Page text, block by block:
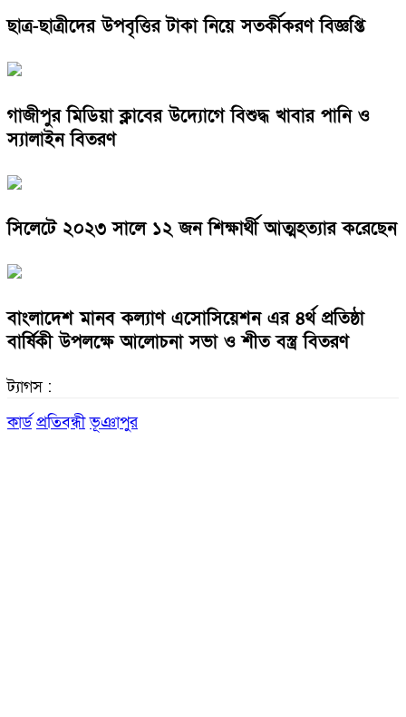
ছাত্র-ছাত্রীদের উপবৃত্তির টাকা নিয়ে সতর্কীকরণ বিজ্ঞপ্তি
গাজীপুর মিডিয়া ক্লাবের উদ্যোগে বিশুদ্ধ খাবার পানি ও
স্যালাইন বিতরণ
সিলেটে ২০২৩ সালে ১২ জন শিক্ষার্থী আত্মহত্যার করেছেন
বাংলাদেশ মানব কল্যাণ এসোসিয়েশন এর ৪র্থ প্রতিষ্ঠা
বার্ষিকী উপলক্ষে আলোচনা সভা ও শীত বস্ত্র বিতরণ
ট্যাগস :
কার্ড প্রতিবন্ধী ভূঞাপুর